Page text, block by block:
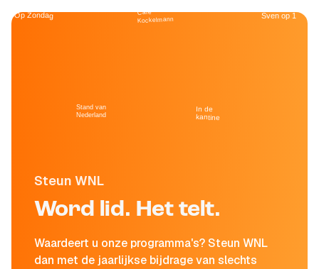
Steun WNL
Word lid. Het telt.
Waardeert u onze programma's? Steun WNL
dan met de jaarlijkse bijdrage van slechts
Op Zondag
Stand van
Nederland
Café
Kockelmann
In de
kantine
Sven op 1